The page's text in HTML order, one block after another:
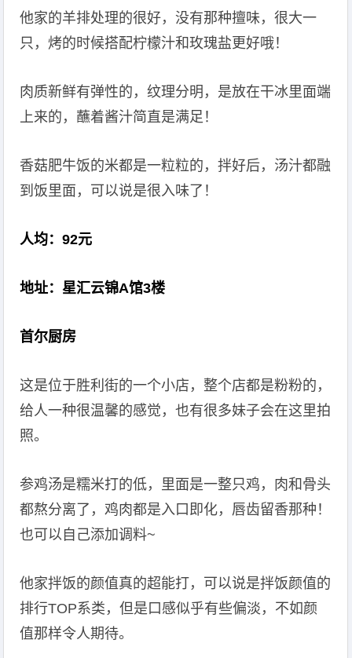
他家的羊排处理的很好，没有那种擅味，很大一
只，烤的时候搭配柠檬汁和玫瑰盐更好哦！
肉质新鲜有弹性的，纹理分明，是放在干冰里面端
上来的，蘸着酱汁简直是满足！
香菇肥牛饭的米都是一粒粒的，拌好后，汤汁都融
到饭里面，可以说是很入味了！
人均：92元
地址：星汇云锦A馆3楼
首尔厨房
这是位于胜利街的一个小店，整个店都是粉粉的，
给人一种很温馨的感觉，也有很多妹子会在这里拍
照。
参鸡汤是糯米打的低，里面是一整只鸡，肉和骨头
都熬分离了，鸡肉都是入口即化，唇齿留香那种！
也可以自己添加调料~
他家拌饭的颜值真的超能打，可以说是拌饭颜值的
排行TOP系类，但是口感似乎有些偏淡，不如颜
值那样令人期待。